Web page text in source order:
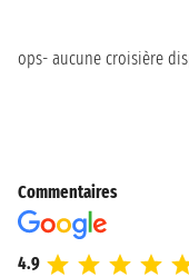
ops- aucune croisière
Commentaires
4.9